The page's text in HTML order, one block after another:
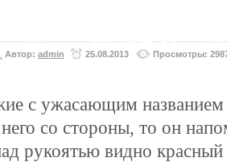
Автор: admin 25.08.2013 Просмотры:
с ужасающим
со стороны, то он
рукоятью видно красный